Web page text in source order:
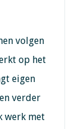
volgen
op het
eigen
verder
werk met